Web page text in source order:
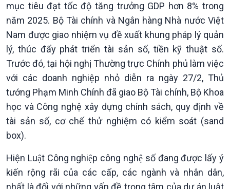
Kinh tế
Tin Kinh tế
Trước giờ mở cửa
Dòng chảy Kinh tế
Sức sống hàng Việt
Khởi nghiệp
Tuyên chiến với gian lận
thương mại
Nông nghiệp & Biển đảo
Tin Nông nghiệp & Biển
đảo
Mùa vàng
Biển đảo Việt Nam
Tâm tình biên giới và hải
đảo
mục tiêu đạt tốc độ tăng trưởng GDP hơn 8% trong
năm 2025. Bộ Tài chính và Ngân hàng Nhà nước Việt
Nam được giao nhiệm vụ đề xuất khung pháp lý quản
lý, thúc đẩy phát triển tài sản số, tiền kỹ thuật số.
Trước đó, tại hội nghị Thường trực Chính phủ làm việc
với các doanh nghiệp nhỏ diễn ra ngày 27/2, Thủ
tướng Phạm Minh Chính đã giao Bộ Tài chính, Bộ Khoa
học và Công nghệ xây dựng chính sách, quy định về
tài sản số, cơ chế thử nghiệm có kiểm soát (sand
box).
Hiện Luật Công nghiệp công nghệ số đang được lấy ý
kiến rộng rãi của các cấp, các ngành và nhân dân,
nhất là đối với những vấn đề trọng tâm của dự án luật